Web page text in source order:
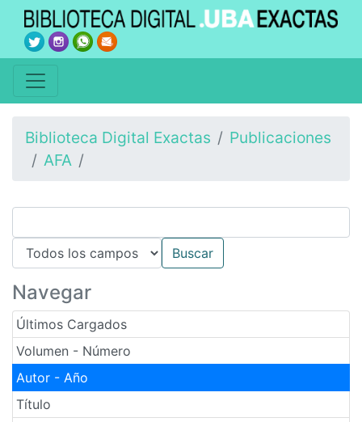
Biblioteca Digital Exactas
Publicaciones
AFA
Navegar
Últimos Cargados
Volumen - Número
Autor - Año
Título